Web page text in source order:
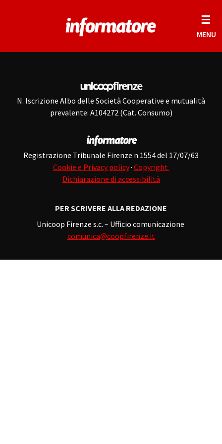
☰
MENU
N. Iscrizione Albo delle Società Cooperative e mutualità
prevalente: A104272 (Cat. Consumo)
Registrazione Tribunale Firenze n.1554 del 17/07/63
Cookie e Privacy policy· Copyright
Dichiarazione di accessibilità
PER SCRIVERE ALLA REDAZIONE
Unicoop Firenze s.c. – Ufficio comunicazione
comunica@coopfirenze.it